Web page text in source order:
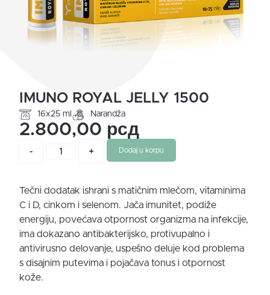
IMUNO ROYAL JELLY 1500
16x25 ml Narandža
2.800,00 рсд
- + Dodaj u korpu
Tečni dodatak ishrani s matičnim mlečom, vitaminima
C i D, cinkom i selenom. Jača imunitet, podiže
energiju, povećava otpornost organizma na infekcije,
ima dokazano antibakterijsko, protivupalno i
antivirusno delovanje, uspešno deluje kod problema
s disajnim putevima i pojačava tonus i otpornost
kože.